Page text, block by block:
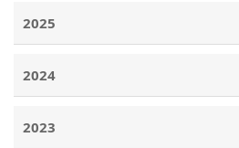
2025
2024
2023